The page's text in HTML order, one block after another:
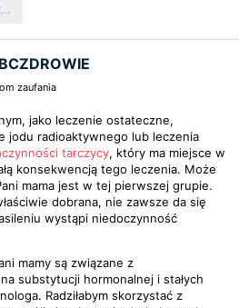
BADANIE HORMONÓW TARCZYCY
zaufania
jako leczenie ostateczne,
jodu radioaktywnego lub leczenia
tarczycy, który ma miejsce w
konsekwencją tego leczenia. Może
mama jest w tej pierwszej grupie.
dobrana, nie zawsze da się
wystąpi niedoczynność
mamy są związane z
substytucji hormonalnej i stałych
Radziłabym skorzystać z